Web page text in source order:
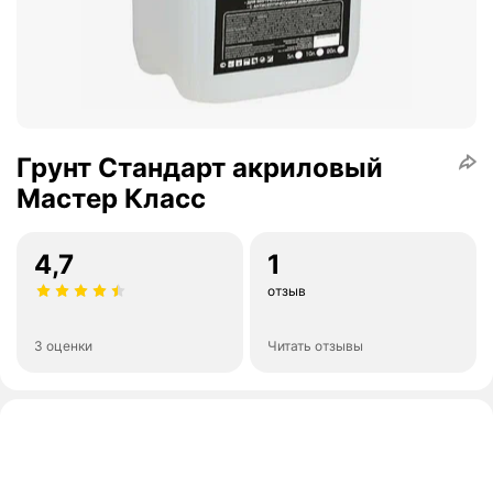
Грунт Стандарт акриловый
Мастер Класс
4,7
3 оценки
1
отзыв
Читать отзывы